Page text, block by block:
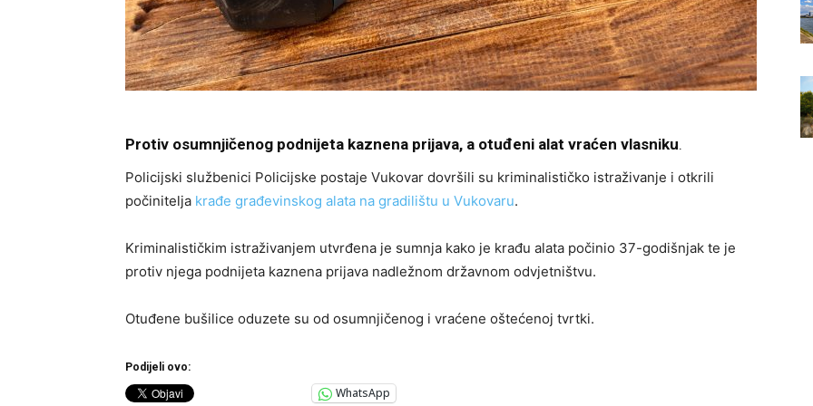
Protiv osumnjičenog podnijeta kaznena prijava, a otuđeni alat vraćen vlasniku.
Policijski službenici Policijske postaje Vukovar dovršili su kriminalističko istraživanje i otkrili
počinitelja krađe građevinskog alata na gradilištu u Vukovaru.
Kriminalističkim istraživanjem utvrđena je sumnja kako je krađu alata počinio 37-godišnjak te je
protiv njega podnijeta kaznena prijava nadležnom državnom odvjetništvu.
Otuđene bušilice oduzete su od osumnjičenog i vraćene oštećenoj tvrtki.
Podijeli ovo:
WhatsApp